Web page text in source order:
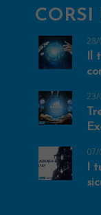
28/
Il
23/
I